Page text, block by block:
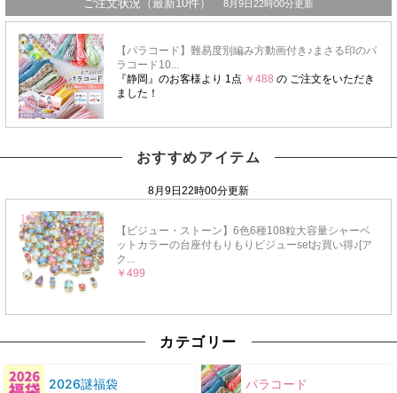
おすすめアイテム
カテゴリー
2026謎福袋 パラコード